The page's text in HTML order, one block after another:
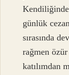
günlük
sırasında
rağmen
katılımdan